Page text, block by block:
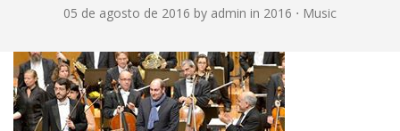
05 de agosto de 2016 by admin in 2016 ⋅ Music